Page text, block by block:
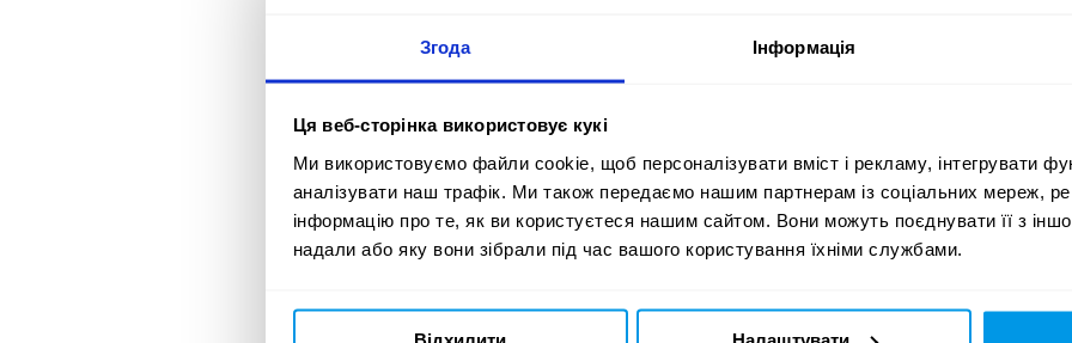
Згода Інформація
Ця веб-сторінка використовує кукі
Ми використовуємо файли cookie, щоб персоналізувати вміст і рекламу, інтегрувати
аналізувати наш трафік. Ми також передаємо нашим партнерам із соціальних мереж,
інформацію про те, як ви користуєтеся нашим сайтом. Вони можуть поєднувати її з
надали або яку вони зібрали під час вашого користування їхніми службами.
Учасник:IAMIDEA